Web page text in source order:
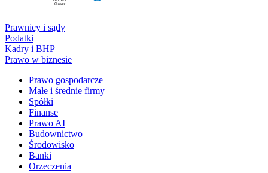
Prawnicy i sądy
Podatki
Kadry i BHP
Prawo w biznesie
Prawo gospodarcze
Małe i średnie firmy
Spółki
Finanse
Prawo AI
Budownictwo
Środowisko
Banki
Orzeczenia